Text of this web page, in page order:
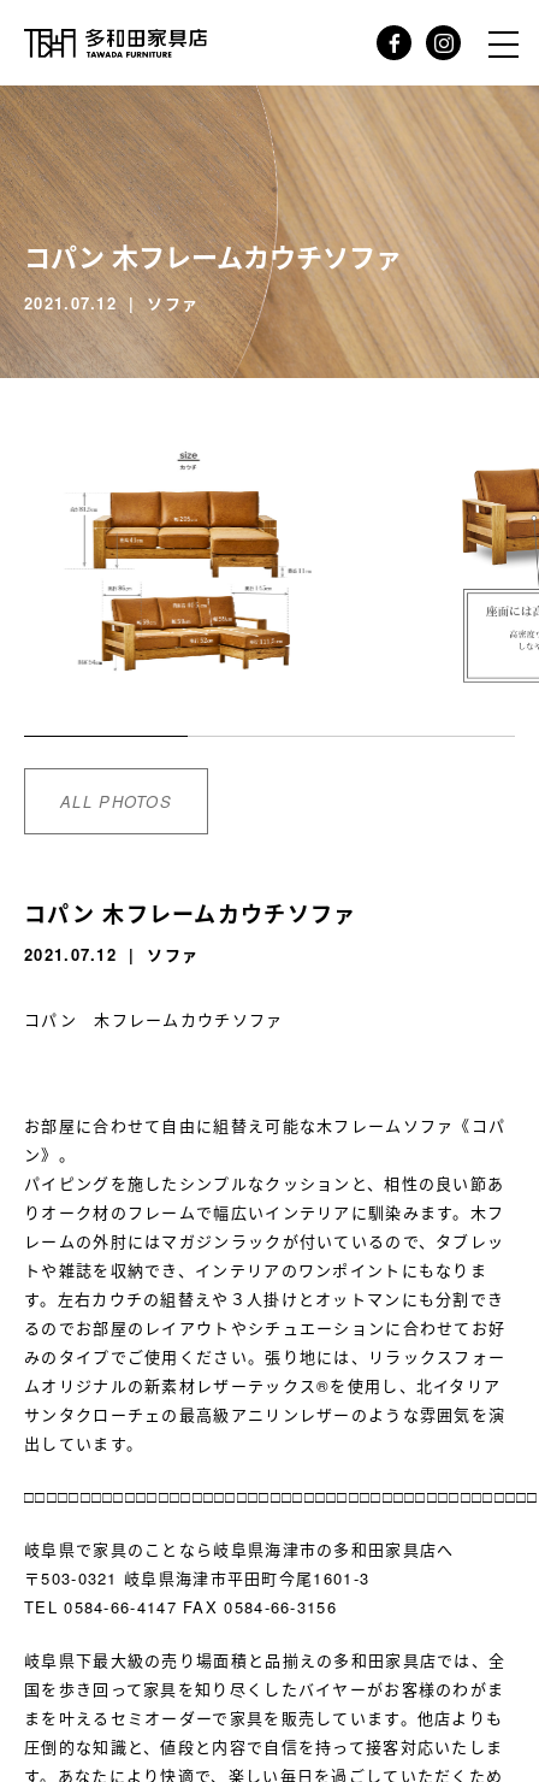
コパン 木フレームカウチソファ
2021.07.12 ソファ
ALL PHOTOS
コパン 木フレームカウチソファ
2021.07.12 ソファ
コパン 木フレームカウチソファ
お部屋に合わせて自由に組替え可能な木フレームソファ《コパ
ン》。
パイピングを施したシンプルなクッションと、相性の良い節あ
りオーク材のフレームで幅広いインテリアに馴染みます。木フ
レームの外肘にはマガジンラックが付いているので、タブレッ
トや雑誌を収納でき、インテリアのワンポイントにもなりま
す。左右カウチの組替えや３人掛けとオットマンにも分割でき
るのでお部屋のレイアウトやシチュエーションに合わせてお好
みのタイプでご使用ください。張り地には、リラックスフォー
ムオリジナルの新素材レザーテックス®を使用し、北イタリア
サンタクローチェの最高級アニリンレザーのような雰囲気を演
出しています。
岐阜県で家具のことなら岐阜県海津市の多和田家具店へ
〒503-0321 岐阜県海津市平田町今尾1601-3
TEL 0584-66-4147 FAX 0584-66-3156
岐阜県下最大級の売り場面積と品揃えの多和田家具店では、全
国を歩き回って家具を知り尽くしたバイヤーがお客様のわがま
まを叶えるセミオーダーで家具を販売しています。他店よりも
圧倒的な知識と、値段と内容で自信を持って接客対応いたしま
す。あなたにより快適で、楽しい毎日を過ごしていただくため